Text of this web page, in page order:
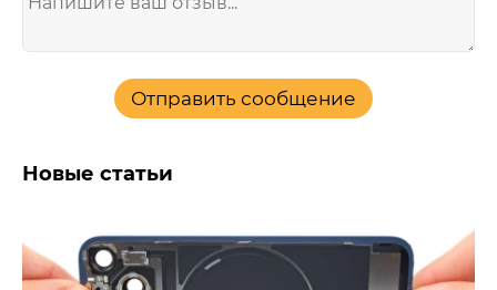
Отправить сообщение
Новые статьи